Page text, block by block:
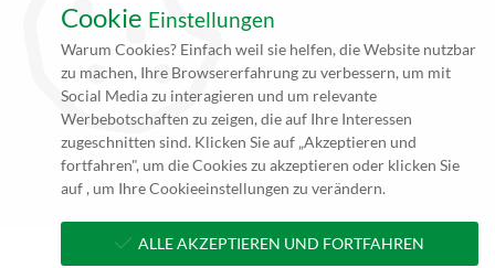
*Alle Angebote auf unseren Seiten gelten ausschließlich für
Gewerbetreibende. Alle Preisangaben auf unseren Seiten verstehen
sich daher (rein netto, zzgl. 19% MwSt.) und Versandkosten. Falls
nicht angegeben beträgt die Lieferzeit innerhalb Deutschlands ca. 4
bis 5 Werktage (5 bis 10 Werktage per Spedition) nach
Zahlungseingang und Erhalt der druckfertigen Daten.
**zzgl. Versandkosten
Cookie Einstellungen
Warum Cookies? Einfach weil sie helfen, die Website nutzbar
zu machen, Ihre Browsererfahrung zu verbessern, um mit
Social Media zu interagieren und um relevante
Werbebotschaften zu zeigen, die auf Ihre Interessen
zugeschnitten sind. Klicken Sie auf „Akzeptieren und
fortfahren", um die Cookies zu akzeptieren oder klicken Sie
auf , um Ihre Cookieeinstellungen zu verändern.
ALLE AKZEPTIEREN UND FORTFAHREN